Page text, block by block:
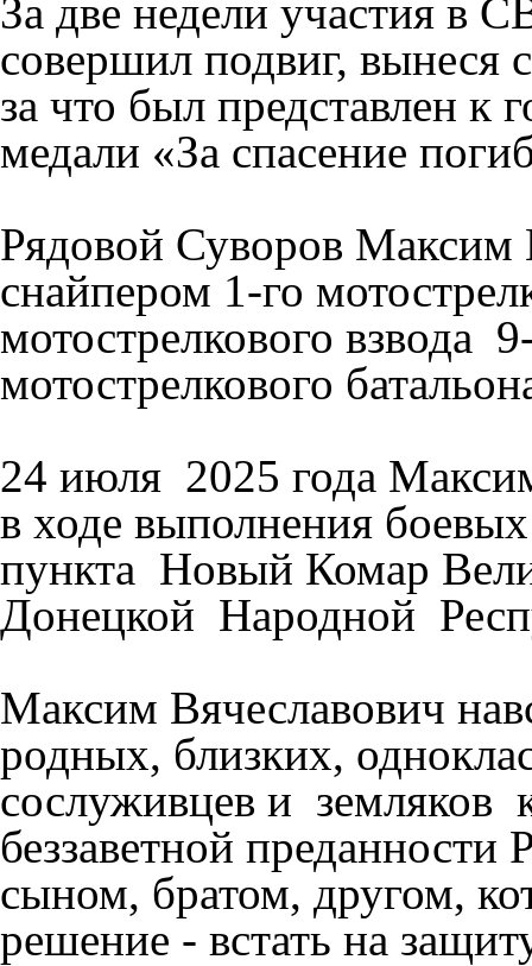
За две недели участия в
совершил подвиг, вынеся
за что был представлен к
медали «За спасение
Рядовой Суворов Максим
снайпером 1-го
мотострелкового взвода
мотострелкового
24 июля 2025 года
в ходе выполнения
пункта Новый Комар
Донецкой Народной
Максим Вячеславович
родных, близких,
сослуживцев и земляков
беззаветной
сыном, братом, другом,
решение - встать на